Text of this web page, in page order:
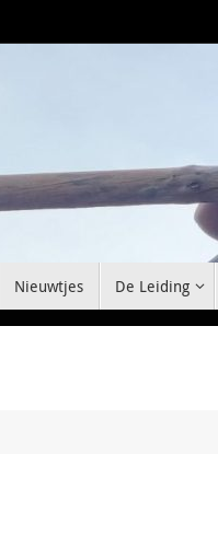
Nieuwtjes De Leiding